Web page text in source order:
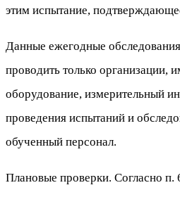
этим испытание,
Данные ежегодные
проводить только организации,
оборудование, измерительный
проведения испытаний и
обученный персонал.
Плановые проверки. Согласно